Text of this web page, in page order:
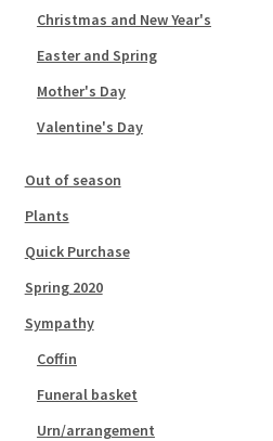
Christmas and New Year's
Easter and Spring
Mother's Day
Valentine's Day
Out of season
Plants
Quick Purchase
Spring 2020
Sympathy
Coffin
Funeral basket
Urn/arrangement